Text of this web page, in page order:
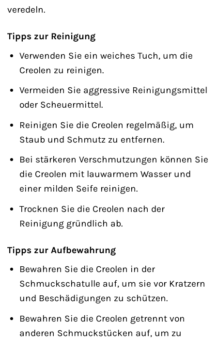
veredeln.
Tipps zur Reinigung
Verwenden Sie ein weiches Tuch, um die
Creolen zu reinigen.
Vermeiden Sie aggressive Reinigungsmittel
oder Scheuermittel.
Reinigen Sie die Creolen regelmäßig, um
Staub und Schmutz zu entfernen.
Bei stärkeren Verschmutzungen können Sie
die Creolen mit lauwarmem Wasser und
einer milden Seife reinigen.
Trocknen Sie die Creolen nach der
Reinigung gründlich ab.
Tipps zur Aufbewahrung
Bewahren Sie die Creolen in der
Schmuckschatulle auf, um sie vor Kratzern
und Beschädigungen zu schützen.
Bewahren Sie die Creolen getrennt von
anderen Schmuckstücken auf, um zu